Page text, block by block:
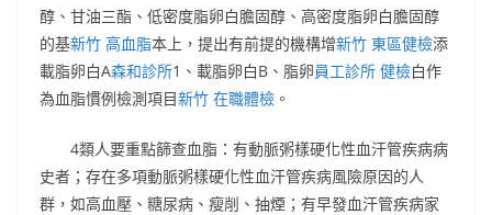
醇、甘油三酯、低密度脂卵白膽固醇、高密度脂卵白膽固醇
的基新竹 高血脂本上，提出有前提的機構增新竹 東區健檢添
載脂卵白A森和診所1、載脂卵白B、脂卵員工診所 健檢白作
為血脂慣例檢測項目新竹 在職體檢 。
4類人要重點篩查血脂：有動脈粥樣硬化性血汗管疾病病
史者；存在多項動脈粥樣硬化性血汗管疾病風險原因的人
群，如高血壓、糖尿病、瘦削、抽煙；有早發血汗管疾病家